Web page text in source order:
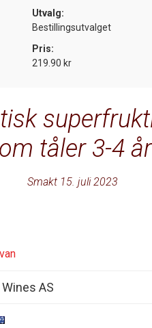
Utvalg:
Bestillingsutvalget
Pris:
219.90 kr
tåler 3-4 år
Smakt 15. juli 2023
AS